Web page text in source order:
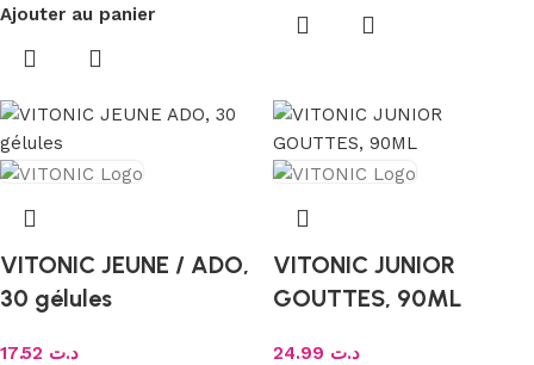
Ajouter au panier
VITONIC JEUNE / ADO,
30 gélules
د.ت
VITONIC JUNIOR
GOUTTES, 90ML
د.ت